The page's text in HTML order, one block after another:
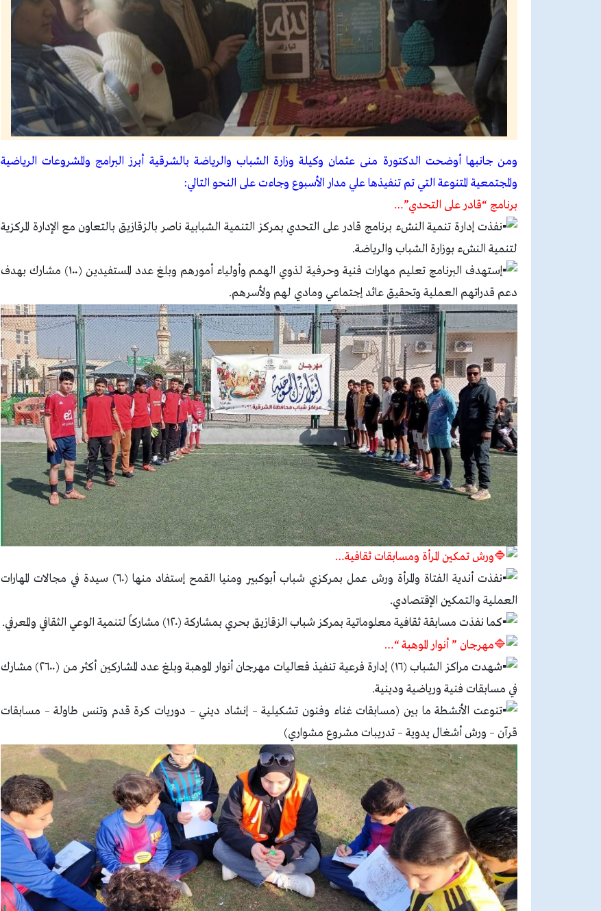
ومن جانبها أوضحت الدكتورة منى عثمان وكيلة وزارة الشباب والرياضة بالشرقية أبرز البرامج والمشروعات الرياضية
والمجتمعية المتنوعة التي تم تنفيذها علي مدار الأسبوع وجاءت على النحو التالي:
برنامج “قادر على التحدي”…
نفذت إدارة تنمية النشء برنامج قادر على التحدي بمركز التنمية الشبابية ناصر بالزقازيق بالتعاون مع الإدارة المركزية
لتنمية النشء بوزارة الشباب والرياضة.
إستهدف البرنامج تعليم مهارات فنية وحرفية لذوي الهمم وأولياء أمورهم وبلغ عدد المستفيدين (١٠٠) مشارك بهدف
دعم قدراتهم العملية وتحقيق عائد إجتماعي ومادي لهم ولأسرهم.
ورش تمكين المرأة ومسابقات ثقافية…
نفذت أندية الفتاة والمرأة ورش عمل بمركزي شباب أبوكبير ومنيا القمح إستفاد منها (٦٠) سيدة في مجالات المهارات
العملية والتمكين الإقتصادي.
كما نفذت مسابقة ثقافية معلوماتية بمركز شباب الزقازيق بحري بمشاركة (١٢٠) مشاركاً لتنمية الوعي الثقافي والمعرفي.
مهرجان ” أنوار الموهبة “…
شهدت مراكز الشباب (١٦) إدارة فرعية تنفيذ فعاليات مهرجان أنوار الموهبة وبلغ عدد المشاركين أكثر من (٢٦٠٠) مشارك
في مسابقات فنية ورياضية ودينية.
تنوعت الأنشطة ما بين (مسابقات غناء وفنون تشكيلية – إنشاد ديني – دوريات كرة قدم وتنس طاولة – مسابقات
قرآن – ورش أشغال يدوية – تدريبات مشروع مشواري)